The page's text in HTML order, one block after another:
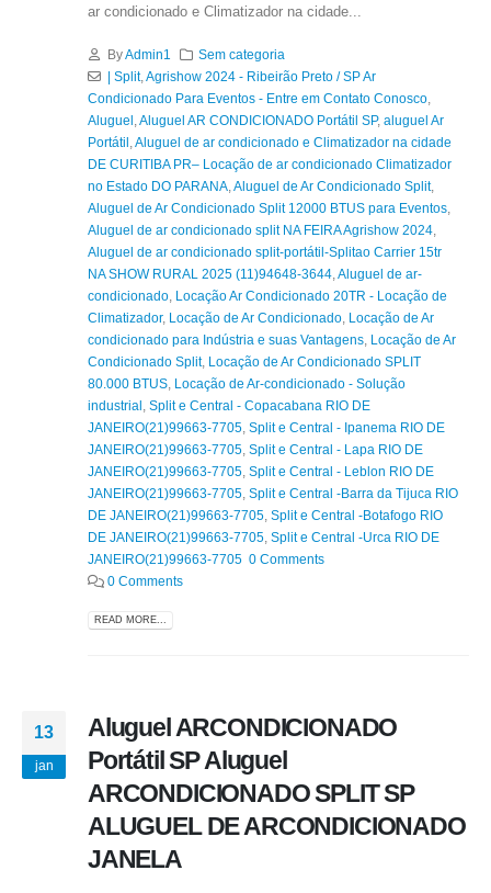
ar condicionado e Climatizador na cidade...
By Admin1
Sem categoria
| Split, Agrishow 2024 - Ribeirão Preto / SP Ar
Condicionado Para Eventos - Entre em Contato Conosco
Aluguel Aluguel AR CONDICIONADO Portátil SP, aluguel Ar
Portátil Aluguel de ar condicionado e Climatizador na cidade
DE CURITIBA PR– Locação de ar condicionado Climatizador
no Estado DO PARANA Aluguel de Ar Condicionado Split,
Aluguel de Ar Condicionado Split 12000 BTUS para Eventos
Aluguel de ar condicionado split NA FEIRA Agrishow 2024
Aluguel de ar condicionado split-portátil-Splitao Carrier 15tr
NA SHOW RURAL 2025 (11)94648-3644 Aluguel de ar-
condicionado Locação Ar Condicionado 20TR - Locação de
Climatizador, Locação de Ar Condicionado Locação de Ar
condicionado para Indústria e suas Vantagens Locação de Ar
Condicionado Split, Locação de Ar Condicionado SPLIT
80.000 BTUS Locação de Ar-condicionado - Solução
industrial
Split e Central - Copacabana RIO DE
JANEIRO(21)99663-7705 Split e Central - Ipanema RIO DE
JANEIRO(21)99663-7705 Split e Central - Lapa RIO DE
JANEIRO(21)99663-7705 Split e Central - Leblon RIO DE
JANEIRO(21)99663-7705 Split e Central -Barra da Tijuca RIO
DE JANEIRO(21)99663-7705 Split e Central -Botafogo RIO
DE JANEIRO(21)99663-7705 Split e Central -Urca RIO DE
JANEIRO(21)99663-7705 0 Comments
0 Comments
READ MORE...
13
jan
Aluguel ARCONDICIONADO
Portátil SP Aluguel
ARCONDICIONADO SPLIT SP
ALUGUEL DE ARCONDICIONADO
JANELA